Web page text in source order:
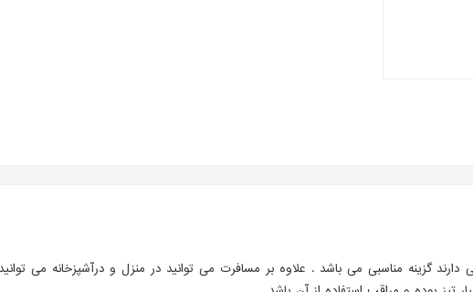
گزینه مناسبی می باشد . علاوه بر مسافرت می توانید در منزل و درآشپزخانه می